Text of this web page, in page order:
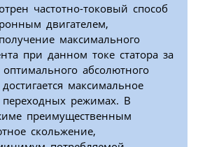
частотно-токовый способ
двигателем,
максимального
при данном токе статора за
абсолютного
максимальное
переходных режимах. В
преимущественным
скольжение,